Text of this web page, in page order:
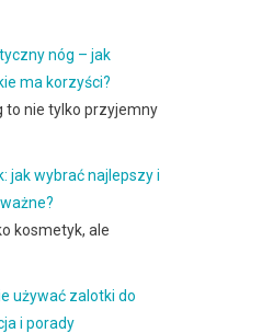
nóg – jak
ma korzyści?
to nie tylko przyjemny
jak wybrać najlepszy i
kosmetyk, ale
używać zalotki do
i porady